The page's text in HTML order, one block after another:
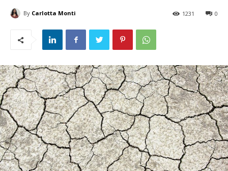
By Carlotta Monti 0
1231